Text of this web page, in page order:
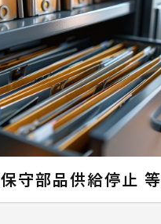
保守部品供給停止 等